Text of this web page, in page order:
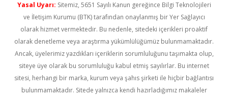
Yasal Uyarı: Sitemiz, 5651 Sayılı Kanun gereğince Bilgi Teknolojileri
ve İletişim Kurumu (BTK) tarafından onaylanmış bir Yer Sağlayıcı
olarak hizmet vermektedir. Bu nedenle, sitedeki içerikleri proaktif
olarak denetleme veya araştırma yükümlülüğümüz bulunmamaktadır.
Ancak, üyelerimiz yazdıkları içeriklerin sorumluluğunu taşımakta olup,
siteye üye olarak bu sorumluluğu kabul etmiş sayılırlar. Bu internet
sitesi, herhangi bir marka, kurum veya şahıs şirketi ile hiçbir bağlantısı
bulunmamaktadır. Sitede yalnızca kendi hazırladığımız makaleler